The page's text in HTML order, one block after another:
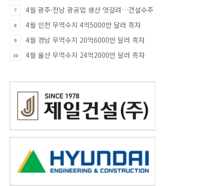
7
4월 광주·전남 광공업 생산 엇갈려…건설수주
증가세
8 4월 인천 무역수지 4억5000만 달러 흑자
9 4월 경남 무역수지 20억6000만 달러 흑자
10 4월 울산 무역수지 24억2000만 달러 흑자